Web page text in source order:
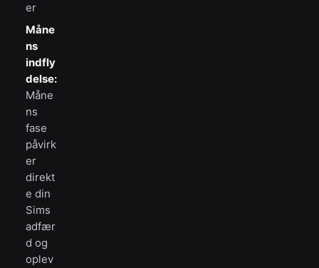
er
Måne
ns
indfly
delse:
Måne
ns
fase
påvirk
er
direkt
e din
Sims
adfær
d og
oplev